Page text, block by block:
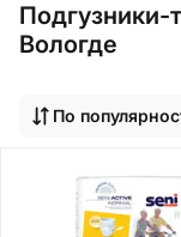
Подгузники-
Вологде
По